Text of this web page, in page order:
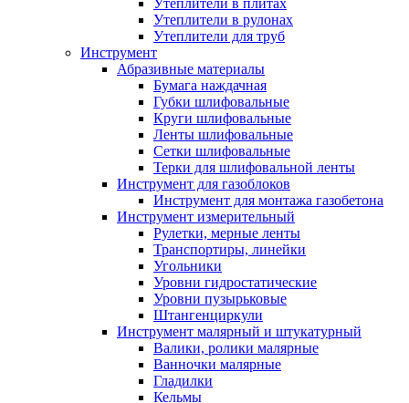
Утеплители в плитах
Утеплители в рулонах
Утеплители для труб
Инструмент
Абразивные материалы
Бумага наждачная
Губки шлифовальные
Круги шлифовальные
Ленты шлифовальные
Сетки шлифовальные
Терки для шлифовальной ленты
Инструмент для газоблоков
Инструмент для монтажа газобетона
Инструмент измерительный
Рулетки, мерные ленты
Транспортиры, линейки
Угольники
Уровни гидростатические
Уровни пузырьковые
Штангенциркули
Инструмент малярный и штукатурный
Валики, ролики малярные
Ванночки малярные
Гладилки
Кельмы